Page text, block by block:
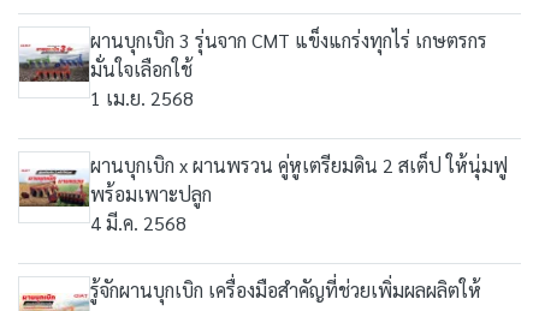
ผานบุกเบิก 3 รุ่นจาก CMT แข็งแกร่งทุกไร่ เกษตรกร
มั่นใจเลือกใช้
1 เม.ย. 2568
ผานบุกเบิก x ผานพรวน คู่หูเตรียมดิน 2 สเต็ป ให้นุ่มฟู
พร้อมเพาะปลูก
4 มี.ค. 2568
รู้จักผานบุกเบิก เครื่องมือสำคัญที่ช่วยเพิ่มผลผลิตให้